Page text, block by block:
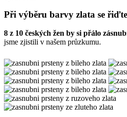
Při výběru barvy zlata se
8 z 10 českých žen by si přálo
jsme zjistili v našem průzkumu.